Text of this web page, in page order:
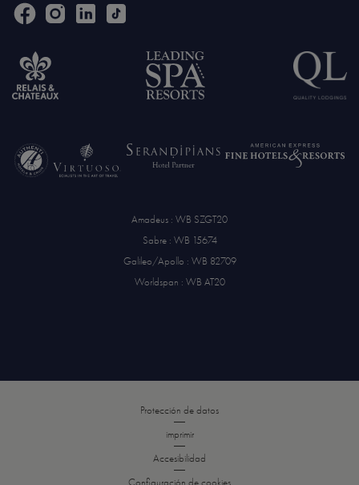
Amadeus : WB SZGT20
Sabre : WB 15674
Galileo/Apollo : WB 82709
Worldspan : WB AT20
Protección de datos
imprimir
Accesibilidad
Configuración de cookies